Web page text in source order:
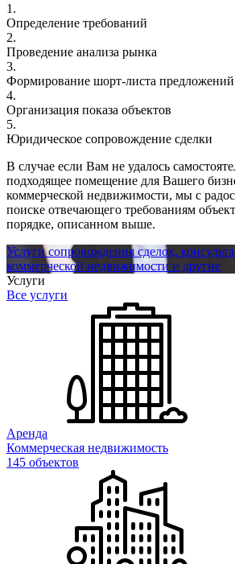
1.
Определение требований
2.
Проведение анализа рынка
3.
Формирование шорт-листа предложений
4.
Организация показа объектов
5.
Юридическое сопровождение сделки
В случае если Вам не удалось
подходящее помещение для Вашего
коммерческой недвижимости, мы с
поиске отвечающего требованиям
порядке, описанном выше.
Услуги сопровождения сделок,
коммерческой недвижимости и другие
Услуги
Все услуги
Аренда
Коммерческая недвижимость
145 объектов